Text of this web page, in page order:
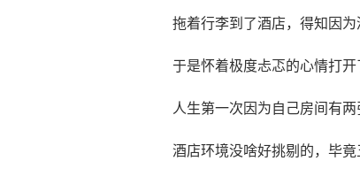
拖着行李到了酒店，得知因
于是怀着极度忐忑的心情打
人生第一次因为自己房间有
酒店环境没啥好挑剔的，毕